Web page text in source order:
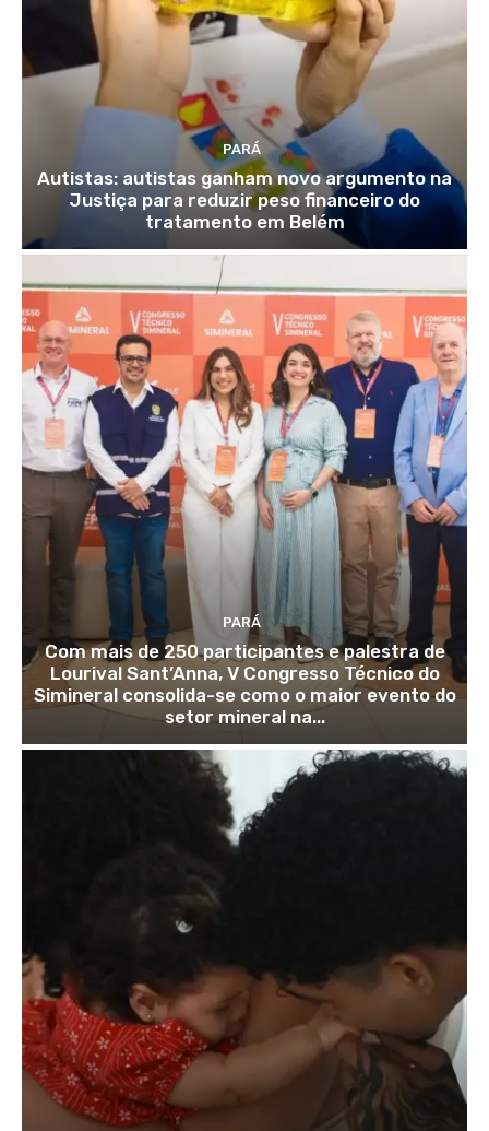
PARÁ
Autistas: autistas ganham novo argumento na
Justiça para reduzir peso financeiro do
tratamento em Belém
PARÁ
Com mais de 250 participantes e palestra de
Lourival Sant’Anna, V Congresso Técnico do
Simineral consolida-se como o maior evento do
setor mineral na...